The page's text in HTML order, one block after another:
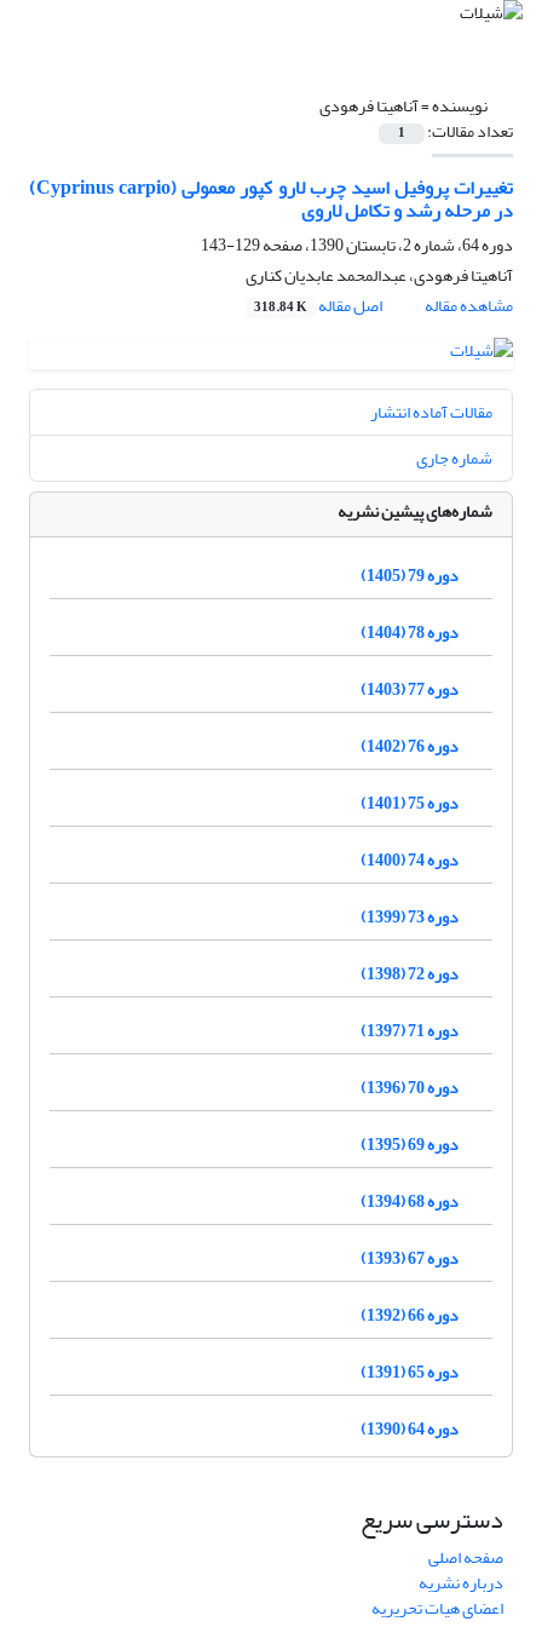
نویسنده =آناهیتا فرهودی
تعداد مقالات: 1
تغییرات پروفیل اسید چرب لارو کپور معمولی (Cyprinus carpio)
در مرحله رشد و تکامل لاروی
دوره 64، شماره 2، تابستان 1390، صفحه
129-143
آناهیتا فرهودی، عبدالمحمد عابدیان کناری
مشاهده مقاله
اصل مقاله 318.84 K
مقالات آماده انتشار
شماره جاری
شماره‌های پیشین نشریه
دوره 79 (1405)
دوره 78 (1404)
دوره 77 (1403)
دوره 76 (1402)
دوره 75 (1401)
دوره 74 (1400)
دوره 73 (1399)
دوره 72 (1398)
دوره 71 (1397)
دوره 70 (1396)
دوره 69 (1395)
دوره 68 (1394)
دوره 67 (1393)
دوره 66 (1392)
دوره 65 (1391)
دوره 64 (1390)
دسترسی سریع
صفحه اصلی
درباره نشریه
اعضای هیات تحریریه